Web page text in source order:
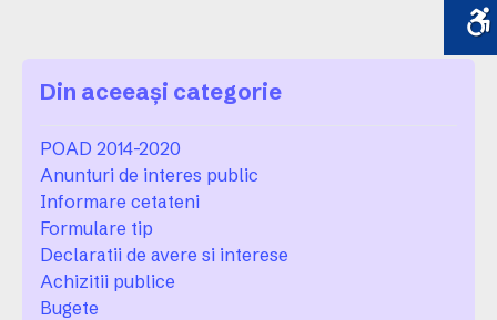
Din aceeași categorie
POAD 2014-2020
Anunturi de interes public
Informare cetateni
Formulare tip
Declaratii de avere si interese
Achizitii publice
Bugete